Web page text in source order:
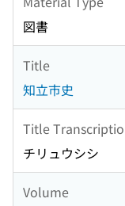
図書
Title
知立市史
Title
チリュウシシ
Volume